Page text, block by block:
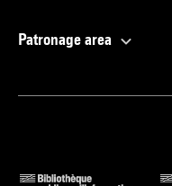
Patronage area